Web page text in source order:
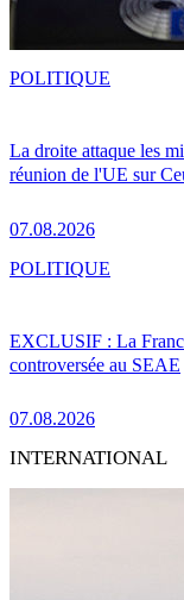
La droite attaque les
réunion de l'UE sur
07.08.2026
POLITIQUE
EXCLUSIF : La
controversée au SEAE
07.08.2026
POLITIQUE
INTERNATIONAL